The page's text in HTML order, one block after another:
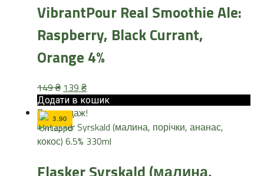
VibrantPour Real Smoothie Ale:
Raspberry, Black Currant,
Orange 4%
149₴ Оригінальна
ціна:
149 ₴.
139 ₴Поточна
ціна:
139 ₴.
Додати в кошик
Розпродаж!
3.90